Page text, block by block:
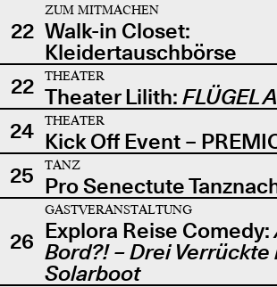
22
ZUM MITMACHEN
Walk-in Closet:
Kleidertauschbörse
22
THEATER
Theater Lilith: FLÜGEL
24
THEATER
Kick Off Event –
25
TANZ
Pro Senectute
26
GASTVERANSTALTUNG
Explora Reise Comedy:
Bord?! – Drei Verrückte
Solarboot